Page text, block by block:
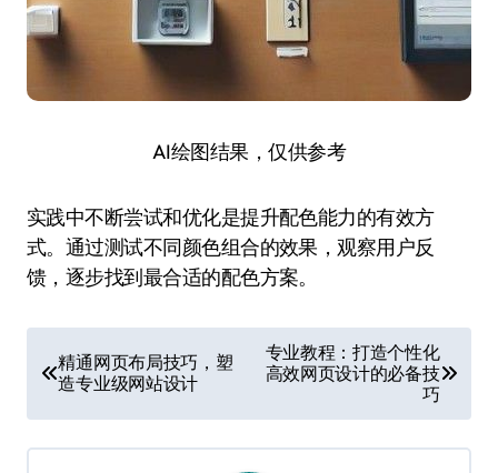
AI绘图结果，仅供参考
实践中不断尝试和优化是提升配色能力的有效方
式。通过测试不同颜色组合的效果，观察用户反
馈，逐步找到最合适的配色方案。
章
导
航
精通网页布局技巧，塑
造专业级网站设计
专业教程：打造个性化
高效网页设计的必备技
巧